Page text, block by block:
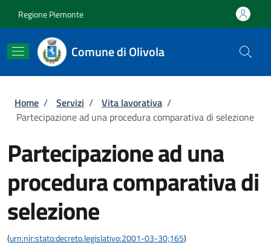
Regione Piemonte
Comune di Olivola
Briciole di pane
Home / Servizi / Vita lavorativa /
Partecipazione ad una procedura comparativa di selezione
Partecipazione ad una
procedura comparativa di
selezione
(urn:nir:stato:decreto.legislativo:2001-03-30;165)